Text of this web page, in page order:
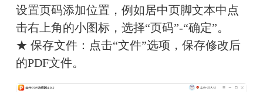
设置页码添加位置，例如居中页脚文本中点
击右上角的小图标，选择“页码”-“确定”。
★ 保存文件：点击“文件”选项，保存修改后
的PDF文件。